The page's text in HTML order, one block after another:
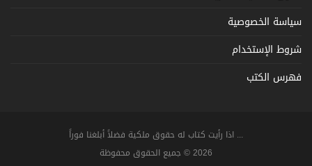
سياسة الخصوصية
شروط الإستخدام
فهرس الكتب
... اذا رأيت كتاب له حقوق ملكية فضلاً أبلغنا فوراً
2026 © جميع الحقوق محفوظة